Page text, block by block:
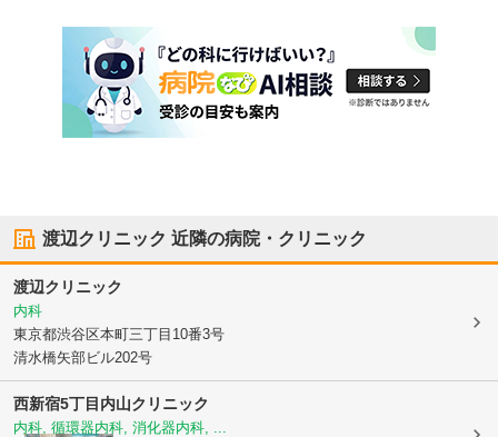
渡辺クリニック 近隣の病院・クリニック
渡辺クリニック
内科
東京都渋谷区本町三丁目10番3号
清水橋矢部ビル202号
西新宿5丁目内山クリニック
内科, 循環器内科, 消化器内科, ...